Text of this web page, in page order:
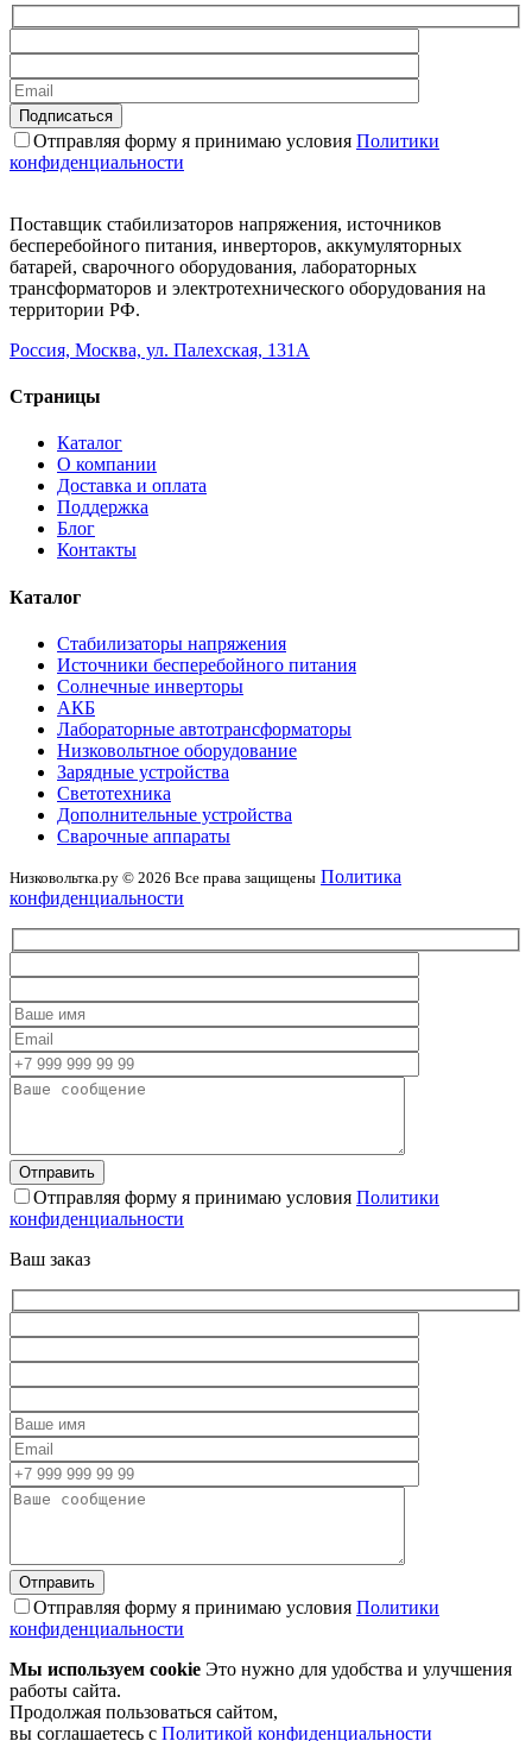
Отправляя форму я принимаю условия Политики
конфиденциальности
Поставщик стабилизаторов напряжения, источников
бесперебойного питания, инверторов, аккумуляторных
батарей, сварочного оборудования, лабораторных
трансформаторов и электротехнического оборудования на
территории РФ.
Россия, Москва, ул. Палехская, 131А
Страницы
Каталог
О компании
Доставка и оплата
Поддержка
Блог
Контакты
Каталог
Стабилизаторы напряжения
Источники бесперебойного питания
Солнечные инверторы
АКБ
Лабораторные автотрансформаторы
Низковольтное оборудование
Зарядные устройства
Светотехника
Дополнительные устройства
Сварочные аппараты
Низковольтка.ру © 2026 Все права защищены Политика
конфиденциальности
Отправляя форму я принимаю условия Политики
конфиденциальности
Ваш заказ
Отправляя форму я принимаю условия Политики
конфиденциальности
Мы используем cookie Это нужно для удобства и улучшения
работы сайта.
Продолжая пользоваться сайтом,
вы соглашаетесь с Политикой конфиденциальности